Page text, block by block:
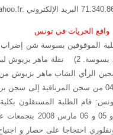
واقع الحريات في تونس
2) نقلة ماهر بزيوش لبرج الرومي و منع عائلته من الزيارة
اليوم الجمعة 06 مارس 2008 عائلة سجين
قام الطلبة المستقلون
الهندسية بمونفلوري
احتجاجا على حصار و